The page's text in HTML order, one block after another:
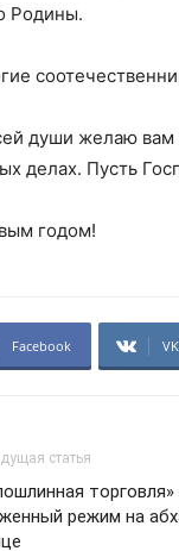
Родины.
души желаю вам
делах. Пусть
годом!
Facebook VK
статья
режим на